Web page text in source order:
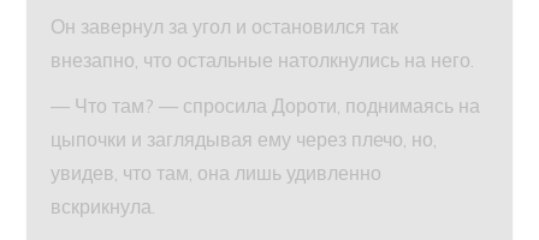
Он завернул за угол и остановился так
внезапно, что остальные натолкнулись на него.
— Что там? — спросила Дороти, поднимаясь на
цыпочки и заглядывая ему через плечо, но,
увидев, что там, она лишь удивленно
вскрикнула.